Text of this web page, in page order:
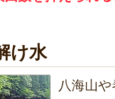
け水
八海山